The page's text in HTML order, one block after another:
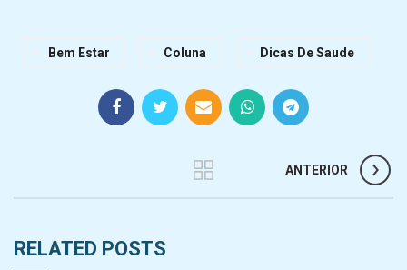
Bem Estar Coluna Dicas De Saude
ANTERIOR
RELATED POSTS